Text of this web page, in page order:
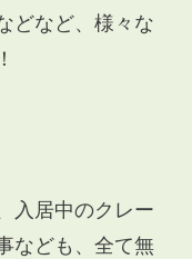
どなど、様々な
入居中のクレー
なども、全て無